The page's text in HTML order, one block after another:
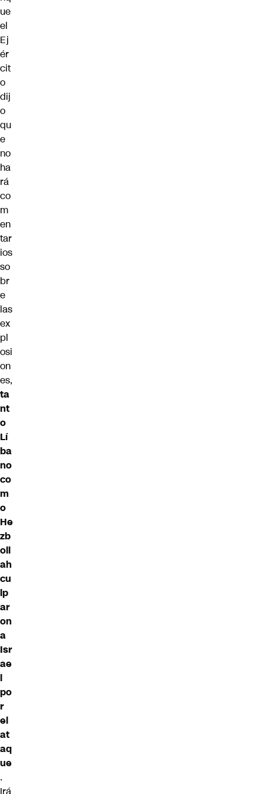
ue
el
Ej
ér
cit
o
dij
o
qu
e
no
ha
rá
co
m
en
tar
ios
so
br
e
las
ex
pl
osi
on
es,
ta
nt
o
Lí
ba
no
co
m
o
He
zb
oll
ah
cu
lp
ar
on
a
Isr
ae
l
po
r
el
at
aq
ue
.
Irá